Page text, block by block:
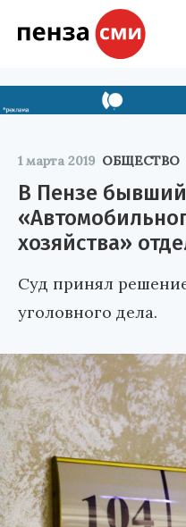
1 марта 2019 ОБЩЕСТВО
В Пензе
хозяйства»
Суд принял
уголовного дела.